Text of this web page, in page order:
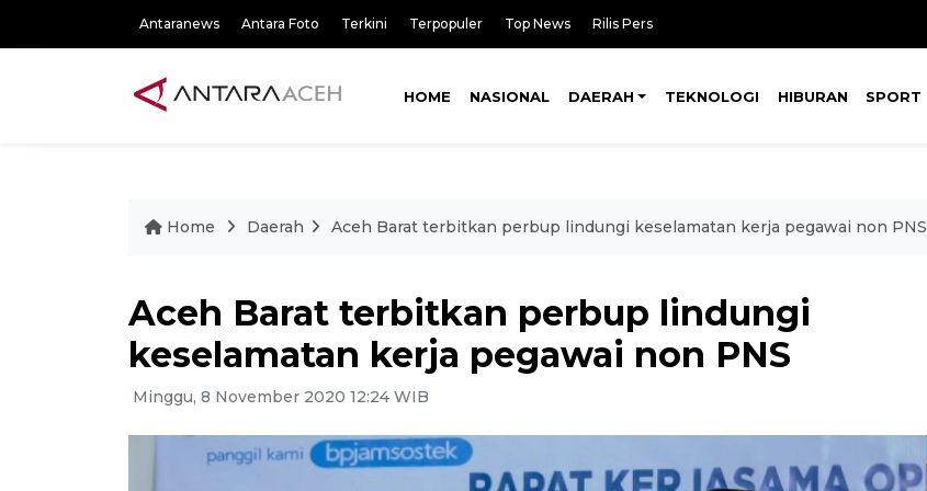
Antaranews Antara Foto Terkini Terpopuler Top News Rilis Pers
HOME NASIONAL DAERAH TEKNOLOGI HIBURAN SPORT
Home Daerah Aceh Barat terbitkan perbup lindungi keselamatan kerja pegawai non PNS
Aceh Barat terbitkan perbup lindungi
keselamatan kerja pegawai non PNS
Minggu, 8 November 2020 12:24 WIB